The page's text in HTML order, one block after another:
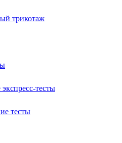
трикотаж
тесты
тесты